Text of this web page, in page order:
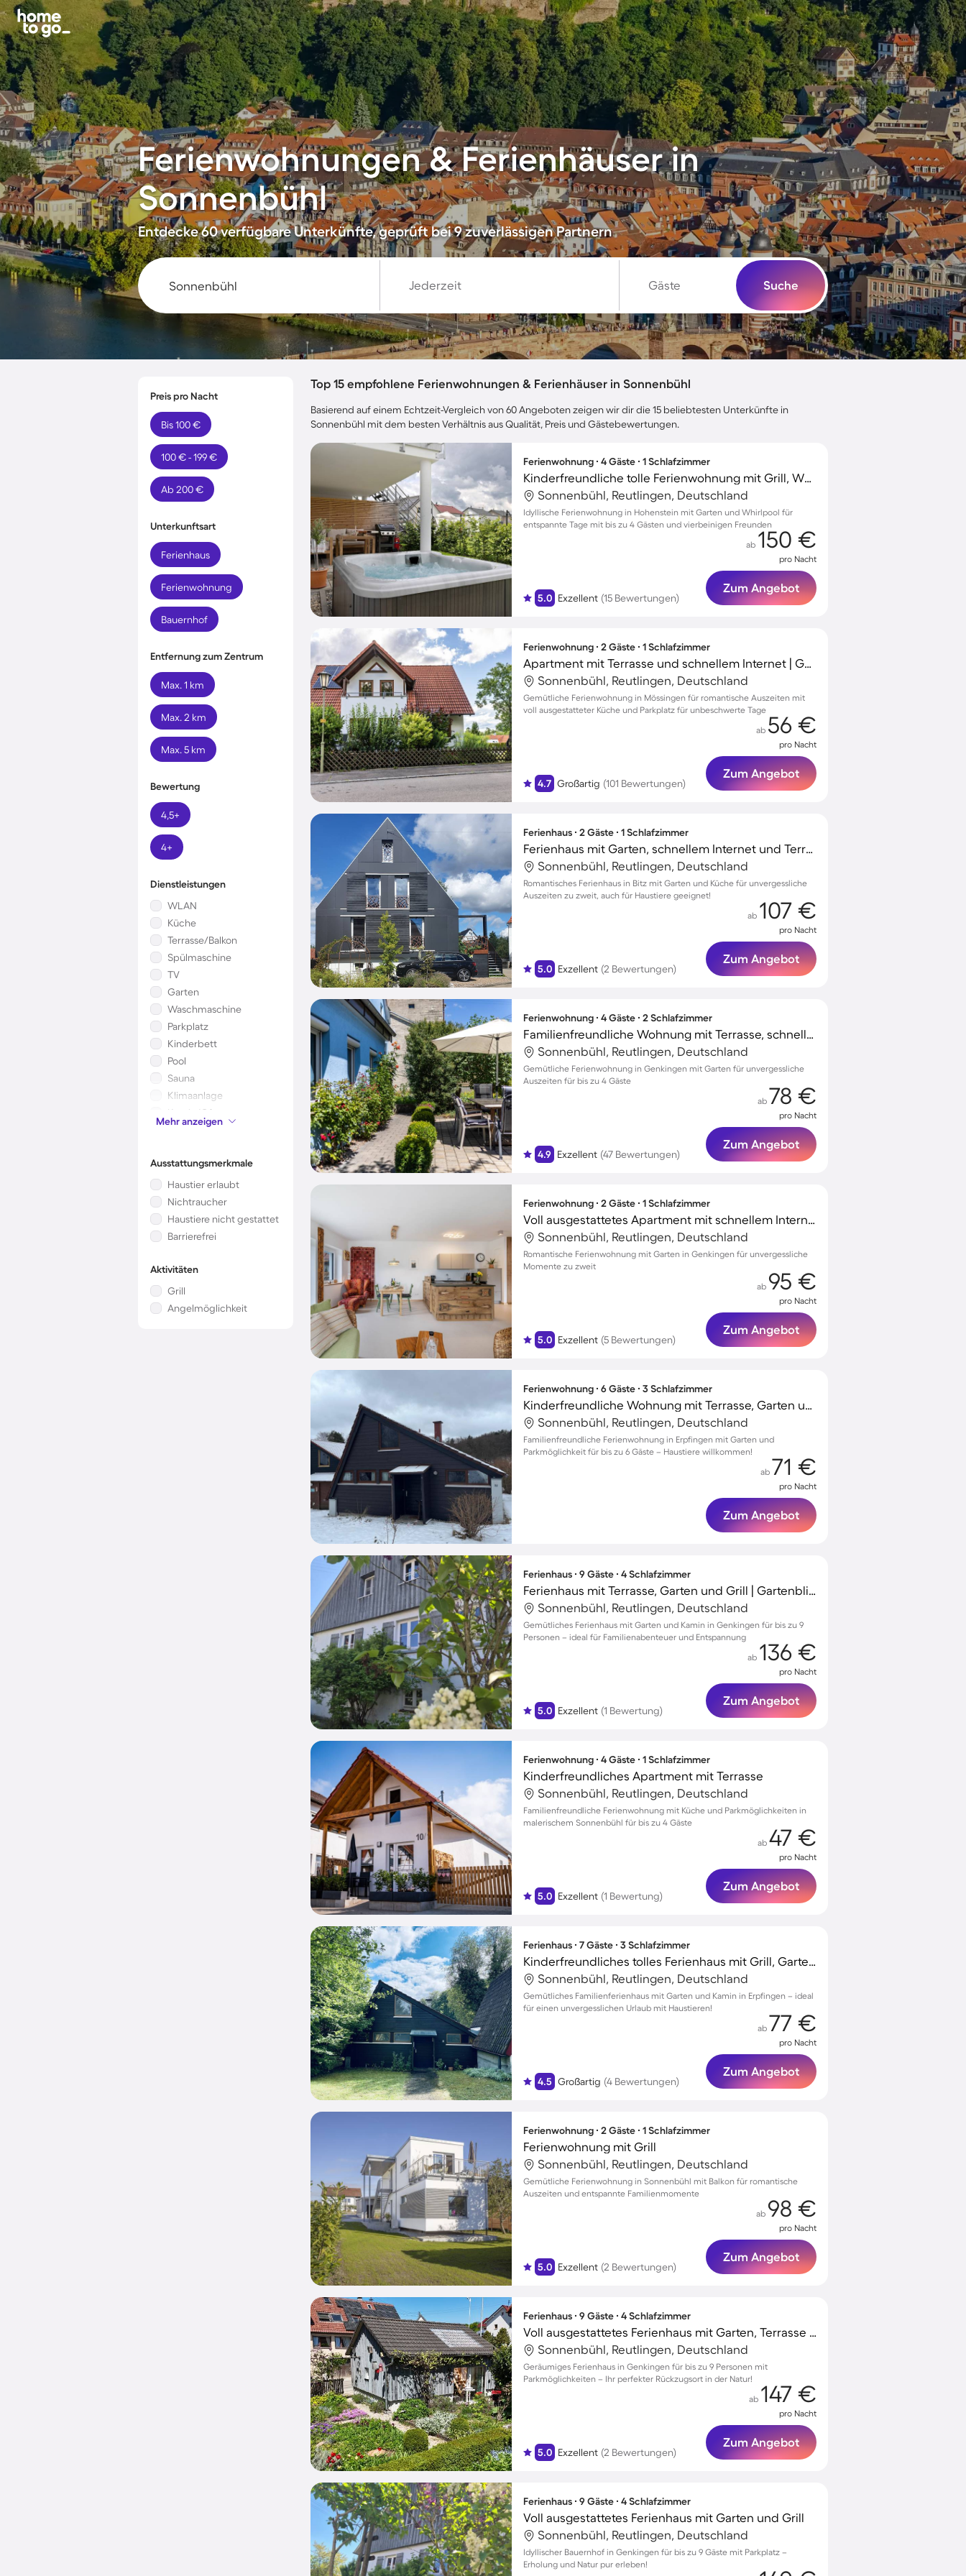
Ferienwohnungen & Ferienhäuser in
Sonnenbühl
Entdecke 60 verfügbare Unterkünfte, geprüft bei 9 zuverlässigen Partnern
Jederzeit Gäste Suche
Preis pro Nacht
Bis 100 €
100 € - 199 €
Ab 200 €
Unterkunftsart
Ferienhaus
Ferienwohnung
Bauernhof
Entfernung zum Zentrum
Max. 1 km
Max. 2 km
Max. 5 km
Bewertung
4,5+
4+
Dienstleistungen
WLAN
Küche
Terrasse/Balkon
Spülmaschine
TV
Garten
Waschmaschine
Parkplatz
Kinderbett
Pool
Sauna
Klimaanlage
Kamin/Ofen
Mikrowelle
Mehr anzeigen
Ausstattungsmerkmale
Haustier erlaubt
Nichtraucher
Haustiere nicht gestattet
Barrierefrei
Aktivitäten
Grill
Angelmöglichkeit
Top 15 empfohlene Ferienwohnungen & Ferienhäuser in Sonnenbühl
Basierend auf einem Echtzeit-Vergleich von 60 Angeboten zeigen wir dir die 15 beliebtesten Unterkünfte in
Sonnenbühl mit dem besten Verhältnis aus Qualität, Preis und Gästebewertungen.
Ferienwohnung ∙ 4 Gäste ∙ 1 Schlafzimmer
Kinderfreundliche tolle Ferienwohnung mit Grill, Whirlpool und Garten | Gartenblick | Perfekt für die Arbeit von Zuhause | Hunde erlaubt
Sonnenbühl, Reutlingen, Deutschland
Idyllische Ferienwohnung in Hohenstein mit Garten und Whirlpool für
entspannte Tage mit bis zu 4 Gästen und vierbeinigen Freunden
5.0 Exzellent (15 Bewertungen)
ab 150 €
pro Nacht
Zum Angebot
Ferienwohnung ∙ 2 Gäste ∙ 1 Schlafzimmer
Apartment mit Terrasse und schnellem Internet | Gartenblick
Sonnenbühl, Reutlingen, Deutschland
Gemütliche Ferienwohnung in Mössingen für romantische Auszeiten mit
voll ausgestatteter Küche und Parkplatz für unbeschwerte Tage
4.7 Großartig (101 Bewertungen)
ab 56 €
pro Nacht
Zum Angebot
Ferienhaus ∙ 2 Gäste ∙ 1 Schlafzimmer
Ferienhaus mit Garten, schnellem Internet und Terrasse | Haustierfreundlich
Sonnenbühl, Reutlingen, Deutschland
Romantisches Ferienhaus in Bitz mit Garten und Küche für unvergessliche
Auszeiten zu zweit, auch für Haustiere geeignet!
5.0 Exzellent (2 Bewertungen)
ab 107 €
pro Nacht
Zum Angebot
Ferienwohnung ∙ 4 Gäste ∙ 2 Schlafzimmer
Familienfreundliche Wohnung mit Terrasse, schnellem Internet und Garten | Gartenblick
Sonnenbühl, Reutlingen, Deutschland
Gemütliche Ferienwohnung in Genkingen mit Garten für unvergessliche
Auszeiten für bis zu 4 Gäste
4.9 Exzellent (47 Bewertungen)
ab 78 €
pro Nacht
Zum Angebot
Ferienwohnung ∙ 2 Gäste ∙ 1 Schlafzimmer
Voll ausgestattetes Apartment mit schnellem Internet, Terrasse und Garten | Gartenblick
Sonnenbühl, Reutlingen, Deutschland
Romantische Ferienwohnung mit Garten in Genkingen für unvergessliche
Momente zu zweit
5.0 Exzellent (5 Bewertungen)
ab 95 €
pro Nacht
Zum Angebot
Ferienwohnung ∙ 6 Gäste ∙ 3 Schlafzimmer
Kinderfreundliche Wohnung mit Terrasse, Garten und Grill | Naturblick | Hunde erlaubt
Sonnenbühl, Reutlingen, Deutschland
Familienfreundliche Ferienwohnung in Erpfingen mit Garten und
Parkmöglichkeit für bis zu 6 Gäste – Haustiere willkommen!
ab 71 €
pro Nacht
Zum Angebot
Ferienhaus ∙ 9 Gäste ∙ 4 Schlafzimmer
Ferienhaus mit Terrasse, Garten und Grill | Gartenblick
Sonnenbühl, Reutlingen, Deutschland
Gemütliches Ferienhaus mit Garten und Kamin in Genkingen für bis zu 9
Personen – ideal für Familienabenteuer und Entspannung
5.0 Exzellent (1 Bewertung)
ab 136 €
pro Nacht
Zum Angebot
Ferienwohnung ∙ 4 Gäste ∙ 1 Schlafzimmer
Kinderfreundliches Apartment mit Terrasse
Sonnenbühl, Reutlingen, Deutschland
Familienfreundliche Ferienwohnung mit Küche und Parkmöglichkeiten in
malerischem Sonnenbühl für bis zu 4 Gäste
5.0 Exzellent (1 Bewertung)
ab 47 €
pro Nacht
Zum Angebot
Ferienhaus ∙ 7 Gäste ∙ 3 Schlafzimmer
Kinderfreundliches tolles Ferienhaus mit Grill, Garten und Terrasse | Haustierfreundlich
Sonnenbühl, Reutlingen, Deutschland
Gemütliches Familienferienhaus mit Garten und Kamin in Erpfingen – ideal
für einen unvergesslichen Urlaub mit Haustieren!
4.5 Großartig (4 Bewertungen)
ab 77 €
pro Nacht
Zum Angebot
Ferienwohnung ∙ 2 Gäste ∙ 1 Schlafzimmer
Ferienwohnung mit Grill
Sonnenbühl, Reutlingen, Deutschland
Gemütliche Ferienwohnung in Sonnenbühl mit Balkon für romantische
Auszeiten und entspannte Familienmomente
5.0 Exzellent (2 Bewertungen)
ab 98 €
pro Nacht
Zum Angebot
Ferienhaus ∙ 9 Gäste ∙ 4 Schlafzimmer
Voll ausgestattetes Ferienhaus mit Garten, Terrasse und Grill
Sonnenbühl, Reutlingen, Deutschland
Geräumiges Ferienhaus in Genkingen für bis zu 9 Personen mit
Parkmöglichkeiten – Ihr perfekter Rückzugsort in der Natur!
5.0 Exzellent (2 Bewertungen)
ab 147 €
pro Nacht
Zum Angebot
Ferienhaus ∙ 9 Gäste ∙ 4 Schlafzimmer
Voll ausgestattetes Ferienhaus mit Garten und Grill
Sonnenbühl, Reutlingen, Deutschland
Idyllischer Bauernhof in Genkingen für bis zu 9 Gäste mit Parkplatz –
Erholung und Natur pur erleben!